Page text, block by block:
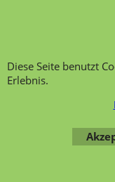
Diese Seite benutzt
Erlebnis.